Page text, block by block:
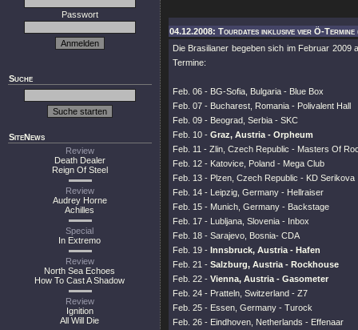
Passwort
Suche
SiteNews
Review
Death Dealer
Reign Of Steel
Review
Audrey Horne
Achilles
Special
In Extremo
Review
North Sea Echoes
How To Cast A Shadow
Review
Ignition
All Will Die
04.12.2008: Tourdates inklusive vier Ö-
Die Brasilianer begeben sich im Februar
Termine:
Feb. 06 - BG-Sofia, Bulgaria - Blue Box
Feb. 07 - Bucharest, Romania - Polivalent Hall
Feb. 09 - Beograd, Serbia - SKC
Feb. 10 - Graz, Austria - Orpheum
Feb. 11 - Zlin, Czech Republic - Masters Of
Feb. 12 - Katovice, Poland - Mega Club
Feb. 13 - Plzen, Czech Republic - KD Serikova
Feb. 14 - Leipzig, Germany - Hellraiser
Feb. 15 - Munich, Germany - Backstage
Feb. 17 - Lubljana, Slovenia - Inbox
Feb. 18 - Sarajevo, Bosnia- CDA
Feb. 19 - Innsbruck, Austria - Hafen
Feb. 21 - Salzburg, Austria - Rockhouse
Feb. 22 - Vienna, Austria - Gasometer
Feb. 24 - Pratteln, Switzerland - Z7
Feb. 25 - Essen, Germany - Turock
Feb. 26 - Eindhoven, Netherlands - Effenaar